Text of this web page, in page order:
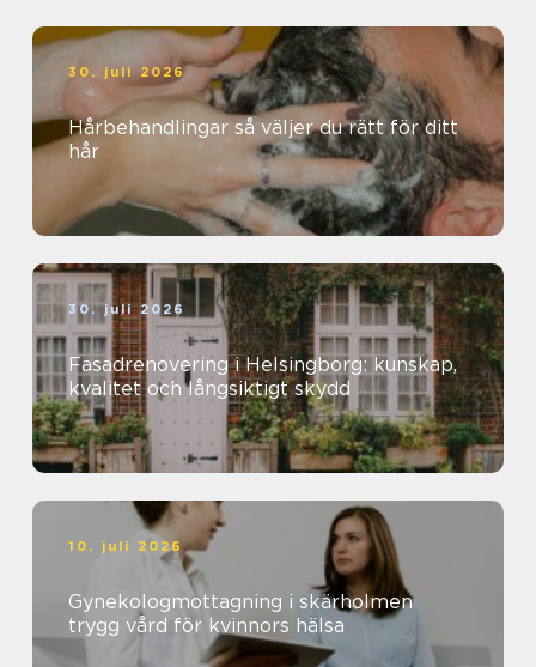
30. juli 2026
Hårbehandlingar så väljer du rätt för ditt
hår
30. juli 2026
Fasadrenovering i Helsingborg: kunskap,
kvalitet och långsiktigt skydd
10. juli 2026
Gynekologmottagning i skärholmen
trygg vård för kvinnors hälsa